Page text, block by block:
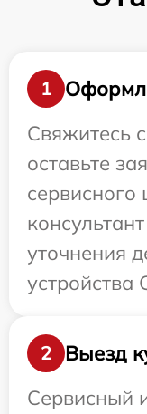
1
Свяжитесь
оставьте
уточнения
устройства
2
Выезд
Сервисный